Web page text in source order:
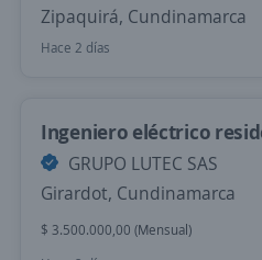
Zipaquirá, Cundinamarca
Hace 2 días
Ingeniero eléctrico
GRUPO LUTEC SAS
Girardot, Cundinamarca
$ 3.500.000,00 (Mensual)